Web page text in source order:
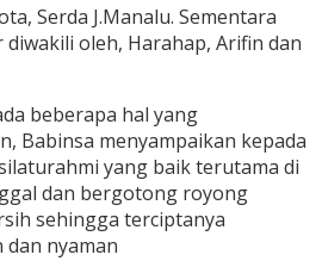
Serda J.Manalu. Sementara
oleh, Harahap, Arifin dan
beberapa hal yang
Babinsa menyampaikan kepada
yang baik terutama di
dan bergotong royong
sehingga terciptanya
nyaman